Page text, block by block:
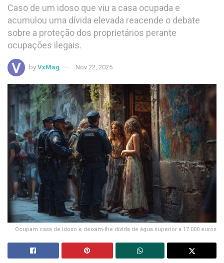
Caso de um idoso que viu a casa ocupada e
acumulou uma dívida elevada reacende o debate
sobre a proteção dos proprietários perante
ocupações ilegais.
by VxMag Nov 22, 2025
Ocupam casa de idoso e deixam-lhe dívida de água superior a 17.000 euros